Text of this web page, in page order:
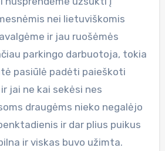
nei lietuviškomis
ir jau ruošėmės
parkingo darbuotoja, tokia
pasiūlė padėti paieškoti
jai ne kai sekėsi nes
draugėms nieko negalėjo
ir dar plius puikus
ir viskas buvo užimta.